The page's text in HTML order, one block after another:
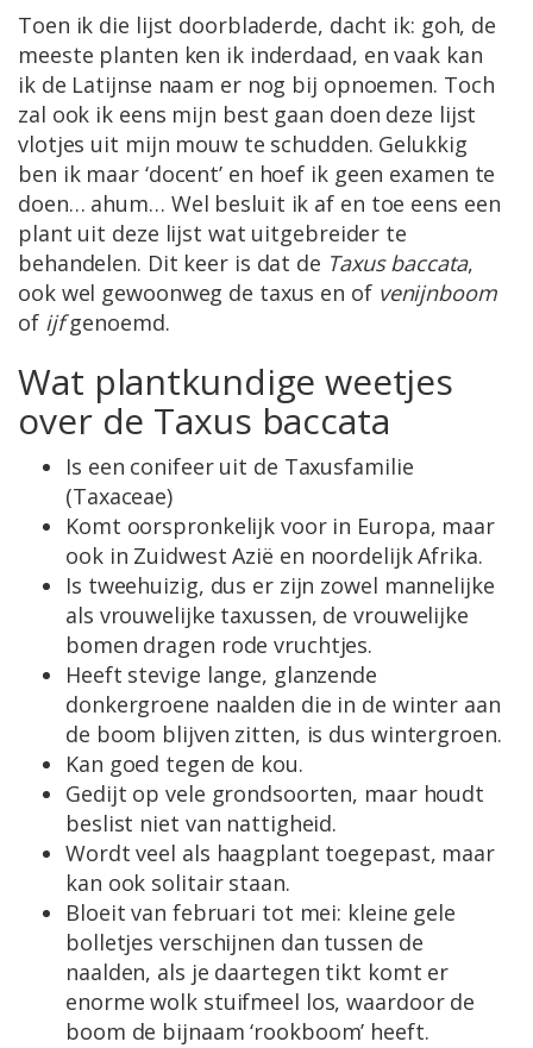
Toen ik die lijst doorbladerde, dacht ik: goh, de
meeste planten ken ik inderdaad, en vaak kan
ik de Latijnse naam er nog bij opnoemen. Toch
zal ook ik eens mijn best gaan doen deze lijst
vlotjes uit mijn mouw te schudden. Gelukkig
ben ik maar ‘docent’ en hoef ik geen examen te
doen… ahum… Wel besluit ik af en toe eens een
plant uit deze lijst wat uitgebreider te
behandelen. Dit keer is dat de Taxus baccata,
ook wel gewoonweg de taxus en of venijnboom
of ijfgenoemd.
Wat plantkundige weetjes
over de Taxus baccata
Is een conifeer uit de Taxusfamilie
(Taxaceae)
Komt oorspronkelijk voor in Europa, maar
ook in Zuidwest Azië en noordelijk Afrika.
Is tweehuizig, dus er zijn zowel mannelijke
als vrouwelijke taxussen, de vrouwelijke
bomen dragen rode vruchtjes.
Heeft stevige lange, glanzende
donkergroene naalden die in de winter aan
de boom blijven zitten, is dus wintergroen.
Kan goed tegen de kou.
Gedijt op vele grondsoorten, maar houdt
beslist niet van nattigheid.
Wordt veel als haagplant toegepast, maar
kan ook solitair staan.
Bloeit van februari tot mei: kleine gele
bolletjes verschijnen dan tussen de
naalden, als je daartegen tikt komt er
enorme wolk stuifmeel los, waardoor de
boom de bijnaam ‘rookboom’ heeft.